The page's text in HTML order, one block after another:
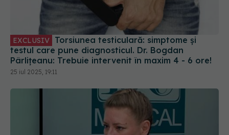
EXCLUSIV
testul care pune diagnosticul. Dr. Bogdan
Pârlițeanu: Trebuie intervenit în maxim 4 - 6 ore!
25 iul 2025, 19:11